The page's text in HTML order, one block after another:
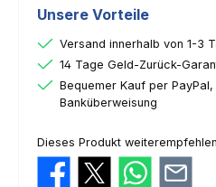
Unsere Vorteile
Versand innerhalb von 1-3
14 Tage Geld-Zurück-
Bequemer Kauf per
Banküberweisung
Dieses Produkt